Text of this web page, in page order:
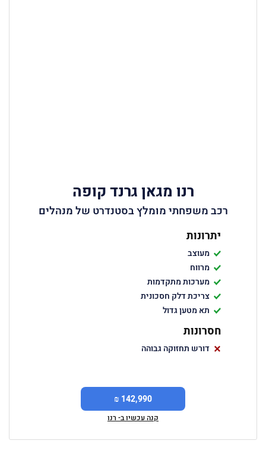
רנו מגאן גרנד קופה
רכב משפחתי מומלץ בסטנדרט של מנהלים
יתרונות
מעוצב
מרווח
מערכות מתקדמות
צריכת דלק חסכונית
תא מטען גדול
חסרונות
דורש תחזוקה גבוהה
142,990 ₪
קנה עכשיו ב- רנו